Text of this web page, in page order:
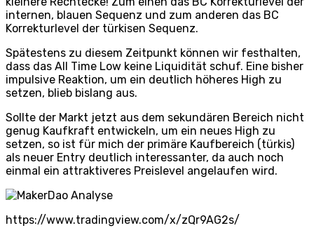
internen, blauen Sequenz und zum anderen das BC
Korrekturlevel der türkisen Sequenz.
Spätestens zu diesem Zeitpunkt können wir festhalten,
dass das All Time Low keine Liquidität schuf. Eine bisher
impulsive Reaktion, um ein deutlich höheres High zu
setzen, blieb bislang aus.
Sollte der Markt jetzt aus dem sekundären Bereich nicht
genug Kaufkraft entwickeln, um ein neues High zu
setzen, so ist für mich der primäre Kaufbereich (türkis)
als neuer Entry deutlich interessanter, da auch noch
einmal ein attraktiveres Preislevel angelaufen wird.
https://www.tradingview.com/x/zQr9AG2s/